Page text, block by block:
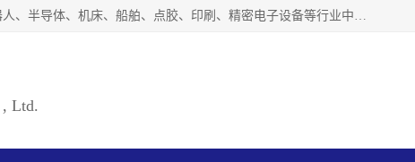
上海浜田实业有限公司专业致力于传动控制行业。面向工业机器人、半导体、机床、船舶、点胶、印刷、精密电子设备等行业中的运动控制技术。为日本哈默纳科（HarmonicDrive简称HD）中国地区定代理商，其生产的HarmonicDrive谐波减速机，具有轻量、小型、传动效率高、减速范围广、精度高等特点，被广泛应用于各种传动系统中。完善的技术，完善的售后，让您的选择无后顾之忧，欢迎您的来电洽谈！
, Ltd.